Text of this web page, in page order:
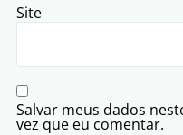
Site
Salvar meus dados
vez que eu comentar.